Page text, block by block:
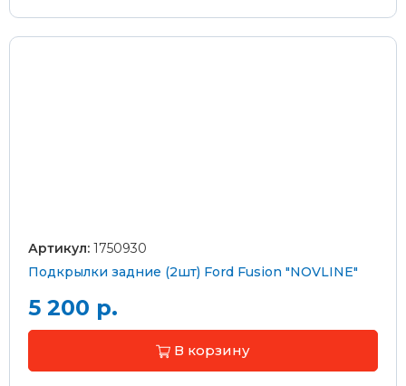
Артикул: 1750930
Подкрылки задние (2шт) Ford Fusion "NOVLINE"
5 200 р.
В корзину